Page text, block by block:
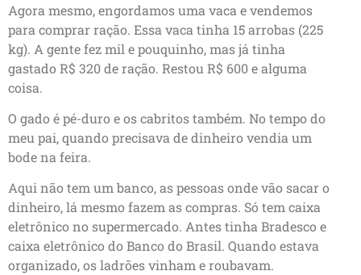
Agora mesmo, engordamos uma vaca e vendemos
para comprar ração. Essa vaca tinha 15 arrobas (225
kg). A gente fez mil e pouquinho, mas já tinha
gastado R$ 320 de ração. Restou R$ 600 e alguma
coisa.
O gado é pé-duro e os cabritos também. No tempo do
meu pai, quando precisava de dinheiro vendia um
bode na feira.
Aqui não tem um banco, as pessoas onde vão sacar o
dinheiro, lá mesmo fazem as compras. Só tem caixa
eletrônico no supermercado. Antes tinha Bradesco e
caixa eletrônico do Banco do Brasil. Quando estava
organizado, os ladrões vinham e roubavam.